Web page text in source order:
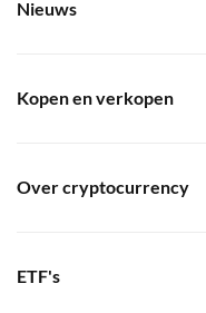
Nieuws
Kopen en verkopen
Over cryptocurrency
ETF's